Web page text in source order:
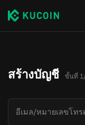
สร้างบัญชี ขั้นที่
อีเมล/หมายเลขโท